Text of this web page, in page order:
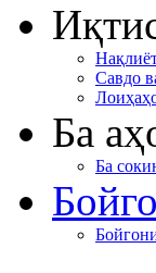
Савдо
Ба
Ба